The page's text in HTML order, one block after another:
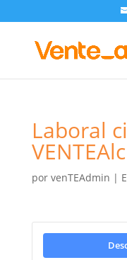
Laboral
por venTEAdmin |